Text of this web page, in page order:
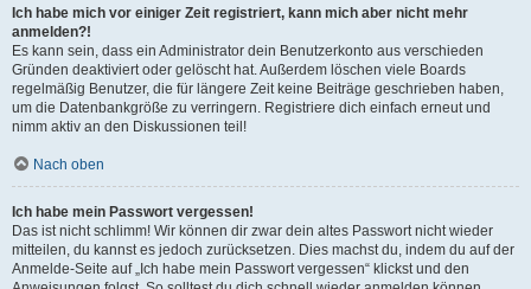
Ich habe mich vor einiger Zeit registriert, kann mich aber nicht mehr
anmelden?!
Es kann sein, dass ein Administrator dein Benutzerkonto aus verschieden
Gründen deaktiviert oder gelöscht hat. Außerdem löschen viele Boards
regelmäßig Benutzer, die für längere Zeit keine Beiträge geschrieben haben,
um die Datenbankgröße zu verringern. Registriere dich einfach erneut und
nimm aktiv an den Diskussionen teil!
Nach oben
Ich habe mein Passwort vergessen!
Das ist nicht schlimm! Wir können dir zwar dein altes Passwort nicht wieder
mitteilen, du kannst es jedoch zurücksetzen. Dies machst du, indem du auf der
Anmelde-Seite auf „Ich habe mein Passwort vergessen“ klickst und den